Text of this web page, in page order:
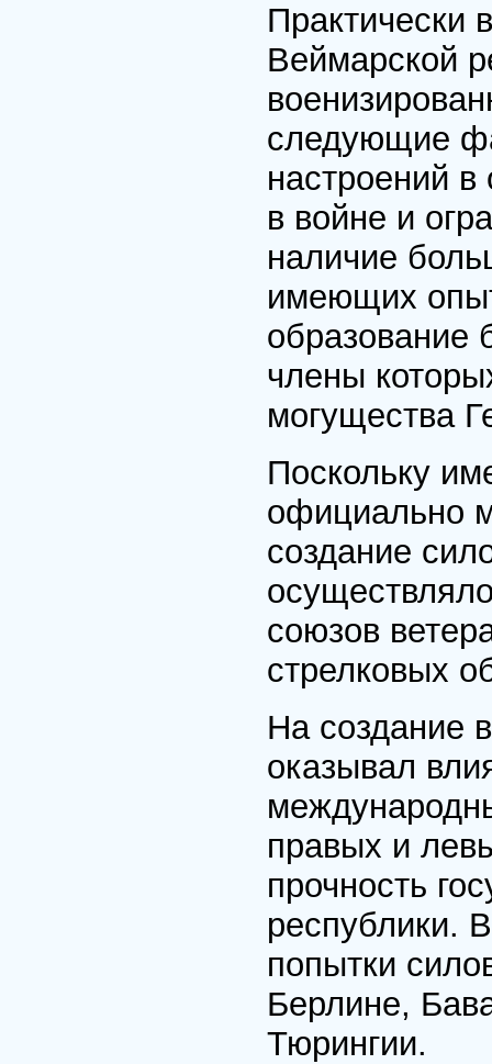
Практически
Веймарской
следующие
настроений
в войне и
наличие
имеющих
образование
члены
могущества
Поскольку
официально
создание
союзов
стрелковых
На создание
оказывал
правых и
прочность
республики.
попытки
Берлине,
Тюрингии.